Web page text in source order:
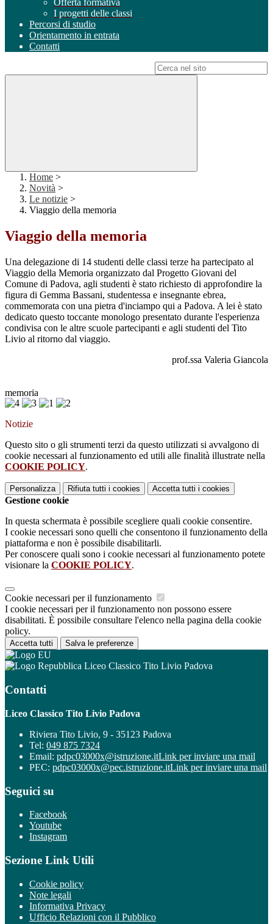
Offerta formativa
I progetti delle classi
Percorsi di studio
Orientamento in entrata
Contatti
Home >
Novità >
Le notizie >
Viaggio della memoria
Viaggio della memoria
Una delegazione di 14 studenti delle classi terze ha partecipato al
Viaggio della Memoria organizzato dal Progetto Giovani del
Comune di Padova, agli studenti è stato richiesto di approfondire la
figura di Gemma Bassani, studentessa e insegnante ebrea,
commemorata con una pietra d'inciampo qui a Padova. A lei è stato
dedicato questo toccante monologo presentato durante l'esperienza
condivisa con le altre scuole partecipanti e agli studenti del Tito
Livio al ritorno dal viaggio.
prof.ssa Valeria Giancola
memoria
Notizie
Questo sito o gli strumenti terzi da questo utilizzati si avvalgono di
cookie necessari al funzionamento ed utili alle finalità illustrate nella
COOKIE POLICY.
Personalizza Rifiuta tutti i cookies Accetta tutti i cookies
Gestione cookie
In questa schermata è possibile scegliere quali cookie consentire.
I cookie necessari sono quelli che consentono il funzionamento della
piattaforma e non è possibile disabilitarli.
Per conoscere quali sono i cookie necessari al funzionamento potete
visionare la COOKIE POLICY.
Cookie necessari per il funzionamento
I cookie necessari per il funzionamento non possono essere
disabilitati. È possibile consultare l'elenco nella pagina della cookie
policy.
Accetta tutti Salva le preferenze
Liceo Classico Tito Livio Padova
Contatti
Liceo Classico Tito Livio Padova
Riviera Tito Livio, 9 - 35123 Padova
Tel: 049 875 7324
Email: pdpc03000x@istruzione.itLink per inviare una mail
PEC: pdpc03000x@pec.istruzione.itLink per inviare una mail
Seguici su
Facebook
Youtube
Instagram
Sezione Link Utili
Cookie policy
Note legali
Informativa Privacy
Ufficio Relazioni con il Pubblico